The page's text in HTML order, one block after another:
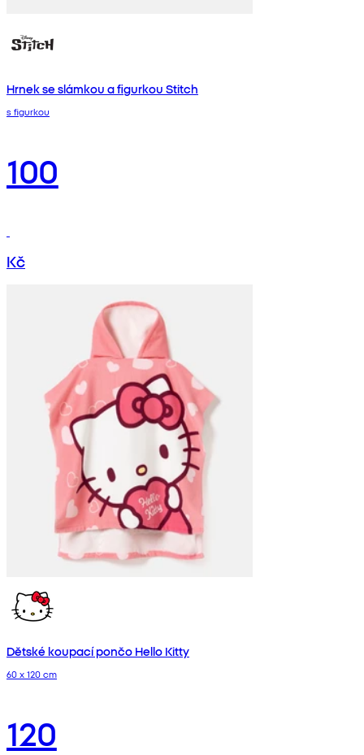
Hrnek se slámkou a figurkou Stitch
s figurkou
100
Kč
Dětské koupací pončo Hello Kitty
60 x 120 cm
120